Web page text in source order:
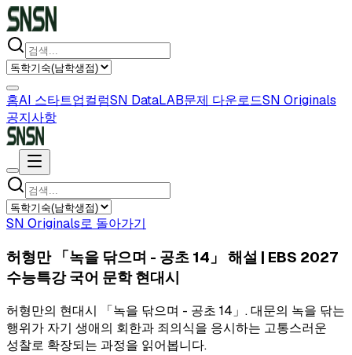
홈AI 스타트업컬럼SN DataLAB문제 다운로드SN Originals
공지사항
SN Originals로 돌아가기
허형만 「녹을 닦으며 - 공초 14」 해설 | EBS 2027
수능특강 국어 문학 현대시
허형만의 현대시 「녹을 닦으며 - 공초 14」. 대문의 녹을 닦는
행위가 자기 생애의 회한과 죄의식을 응시하는 고통스러운
성찰로 확장되는 과정을 읽어봅니다.